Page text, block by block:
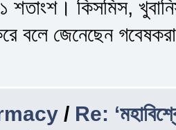
শতাংশ। কিসমিস,
বলে জেনেছেন
/ Re: